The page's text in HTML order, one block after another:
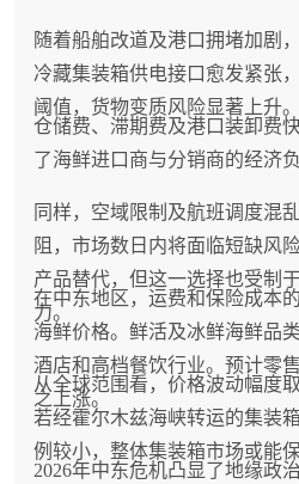
随着船舶改道及港口拥堵加剧
冷藏集装箱供电接口愈发紧张
阈值，货物变质风险显著上升。
仓储费、滞期费及港口装卸费
了海鲜进口商与分销商的经济负
同样，空域限制及航班调度混
阻，市场数日内将面临短缺风
产品替代，但这一选择也受制
力。
在中东地区，运费和保险成本
海鲜价格。鲜活及冰鲜海鲜品
酒店和高档餐饮行业。预计零
之上涨。
从全球范围看，价格波动幅度
若经霍尔木兹海峡转运的集装
例较小，整体集装箱市场或能保
2026年中东危机凸显了地缘政